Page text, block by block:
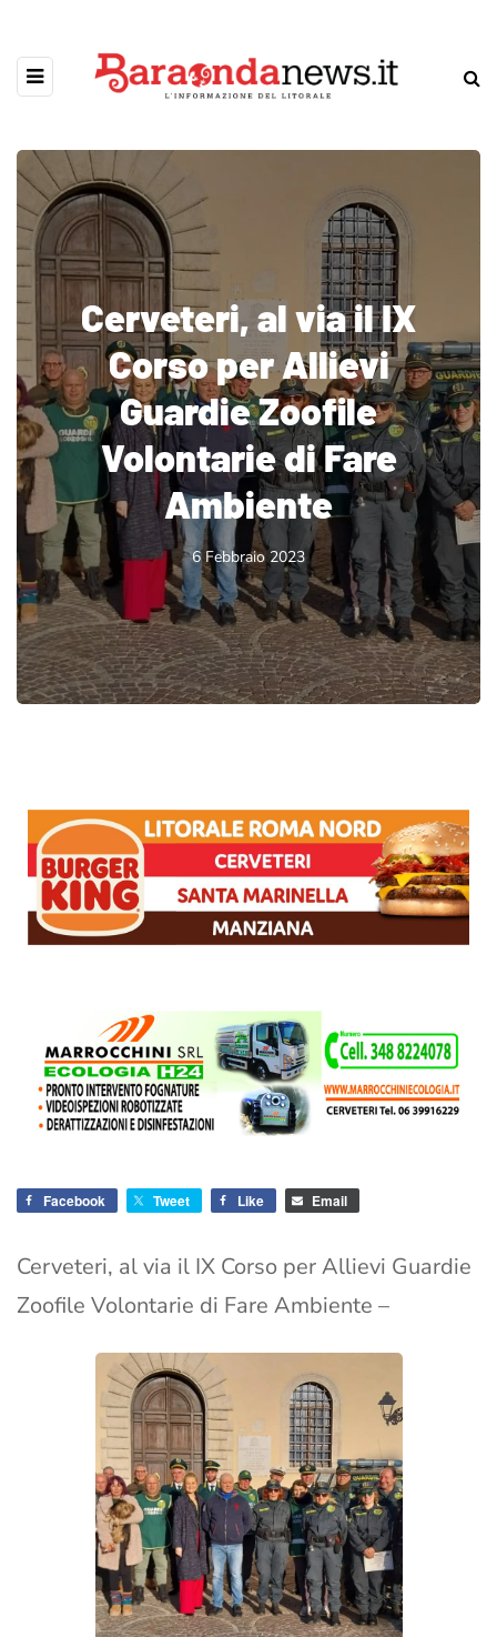
Cerveteri, al via il IX
Corso per Allievi
Guardie Zoofile
Volontarie di Fare
Ambiente
6 Febbraio 2023
Facebook Tweet Like Email
Cerveteri, al via il IX Corso per Allievi Guardie
Zoofile Volontarie di Fare Ambiente –